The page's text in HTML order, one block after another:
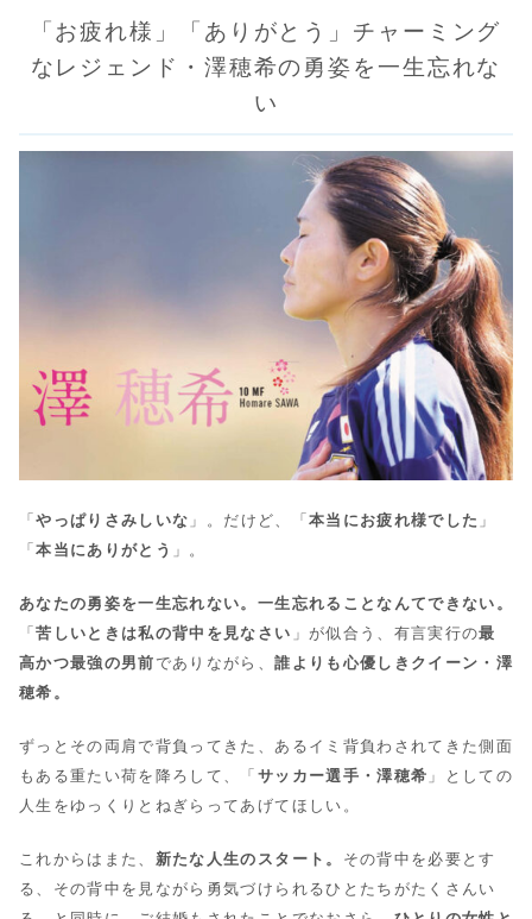
「お疲れ様」「ありがとう」チャーミング
なレジェンド・澤穂希の勇姿を一生忘れな
い
「やっぱりさみしいな 」。だけど、「本当にお疲れ様でした 」
「本当にありがとう 」。
あなたの勇姿を一生忘れない。一生忘れることなんてできない。
「苦しいときは私の背中を見なさい 」が似合う、有言実行の最
高かつ最強の男前でありながら、誰よりも心優しきクイーン・澤
穂希。
ずっとその両肩で背負ってきた、あるイミ背負わされてきた側面
もある重たい荷を降ろして、「サッカー選手・澤穂希 」としての
人生をゆっくりとねぎらってあげてほしい。
これからはまた、 新たな人生のスタート。 その背中を必要とす
る、その背中を見ながら勇気づけられるひとたちがたくさんい